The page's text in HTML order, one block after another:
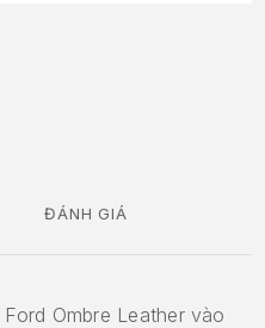
ĐÁNH GIÁ
Ombre Leather vào